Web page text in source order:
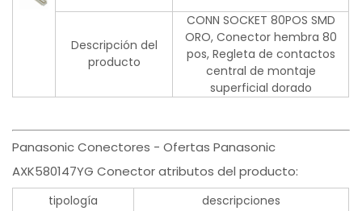
Descripción del
producto
CONN SOCKET 80POS SMD
ORO, Conector hembra 80
pos, Regleta de contactos
central de montaje
superficial dorado
Panasonic Conectores - Ofertas Panasonic
AXK580147YG Conector atributos del producto:
tipología descripciones